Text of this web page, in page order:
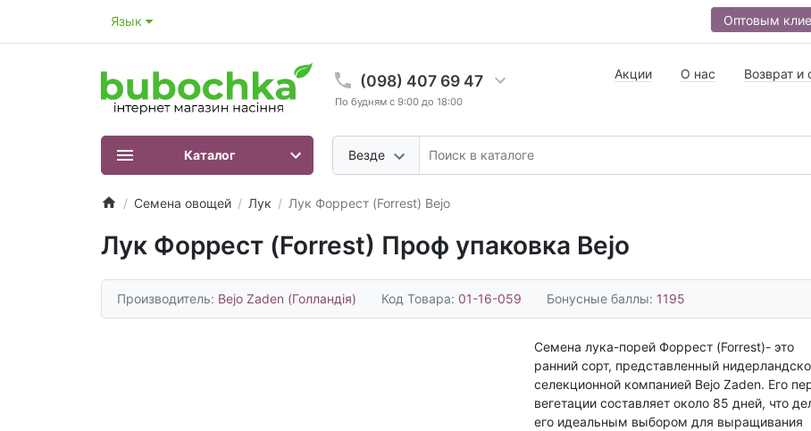
Язык Оптовым
(098) 407 69 47
По будням с 9:00 до 18:00
Везде
Акции О нас Возврат и
Каталог
Семена овощей Лук Лук Форрест (Forrest) Bejo
Лук Форрест (Forrest) Проф упаковка Bejo
Производитель: Bejo Zaden (Голландія) Код Товара: 01-16-059 Бонусные баллы: 1195
Семена лука-порей Форрест (Forrest)- это
ранний сорт, представленный
селекционной компанией Bejo Zaden. Его
вегетации составляет около 85 дней, что
его идеальным выбором для выращивания